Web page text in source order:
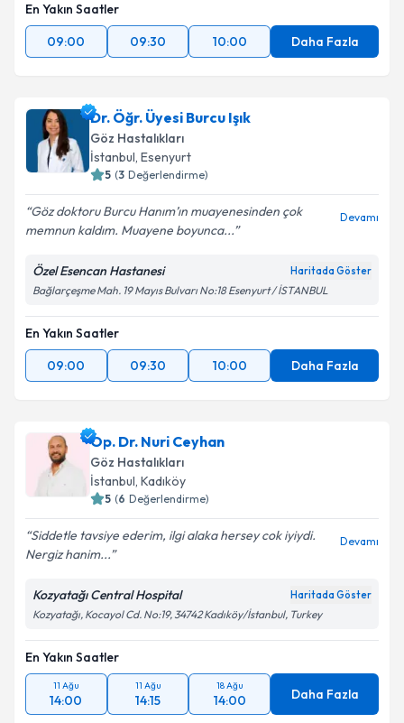
En Yakın Saatler
09:00
09:30 10:00 Daha Fazla
Dr. Öğr. Üyesi Burcu Işık
Göz Hastalıkları
İstanbul, Esenyurt
5 (3 Değerlendirme)
Göz doktoru Burcu Hanım’ın muayenesinden çok
memnun kaldım. Muayene boyunca...
Devamı
Özel Esencan Hastanesi Haritada Göster
Bağlarçeşme Mah. 19 Mayıs Bulvarı No:18 Esenyurt / İSTANBUL
En Yakın Saatler
09:00
09:30 10:00 Daha Fazla
Op. Dr. Nuri Ceyhan
Göz Hastalıkları
İstanbul, Kadıköy
5 (6 Değerlendirme)
Siddetle tavsiye ederim, ilgi alaka hersey cok iyiydi.
Nergiz hanim...
Devamı
Kozyatağı Central Hospital Haritada Göster
Kozyatağı, Kocayol Cd. No:19, 34742 Kadıköy/İstanbul, Turkey
En Yakın Saatler
11 Ağu
14:00
11 Ağu
14:15
18 Ağu
14:00 Daha Fazla